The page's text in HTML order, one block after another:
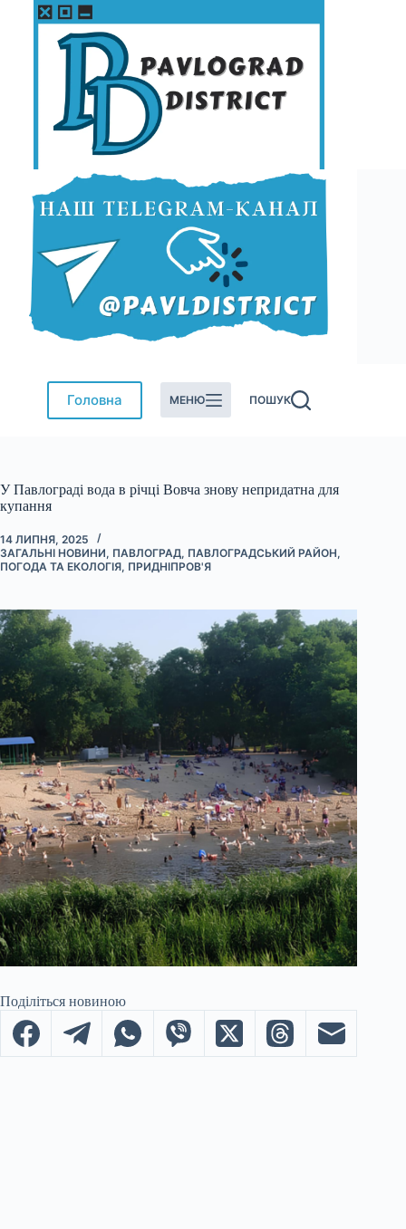
Перейти
Головна МЕНЮ ПОШУК
У Павлограді вода в річці Вовча знову непридатна для
купання
14 ЛИПНЯ, 2025
ЗАГАЛЬНІ НОВИНИ, ПАВЛОГРАД, ПАВЛОГРАДСЬКИЙ РАЙОН,
ПОГОДА ТА ЕКОЛОГІЯ, ПРИДНІПРОВ'Я
Поділіться новиною